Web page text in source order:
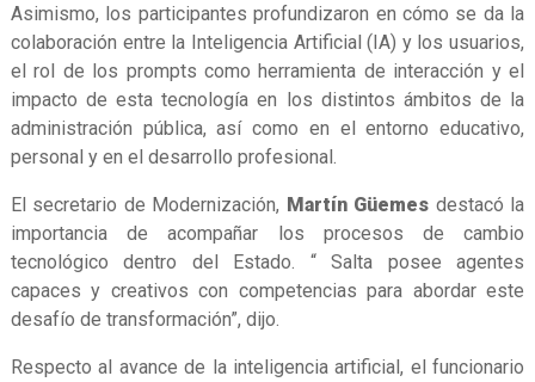
Asimismo, los participantes profundizaron en cómo se da la
colaboración entre la Inteligencia Artificial (IA) y los usuarios,
el rol de los prompts como herramienta de interacción y el
impacto de esta tecnología en los distintos ámbitos de la
administración pública, así como en el entorno educativo,
personal y en el desarrollo profesional.
El secretario de Modernización, Martín Güemes destacó la
importancia de acompañar los procesos de cambio
tecnológico dentro del Estado. “ Salta posee agentes
capaces y creativos con competencias para abordar este
desafío de transformación”, dijo.
Respecto al avance de la inteligencia artificial, el funcionario